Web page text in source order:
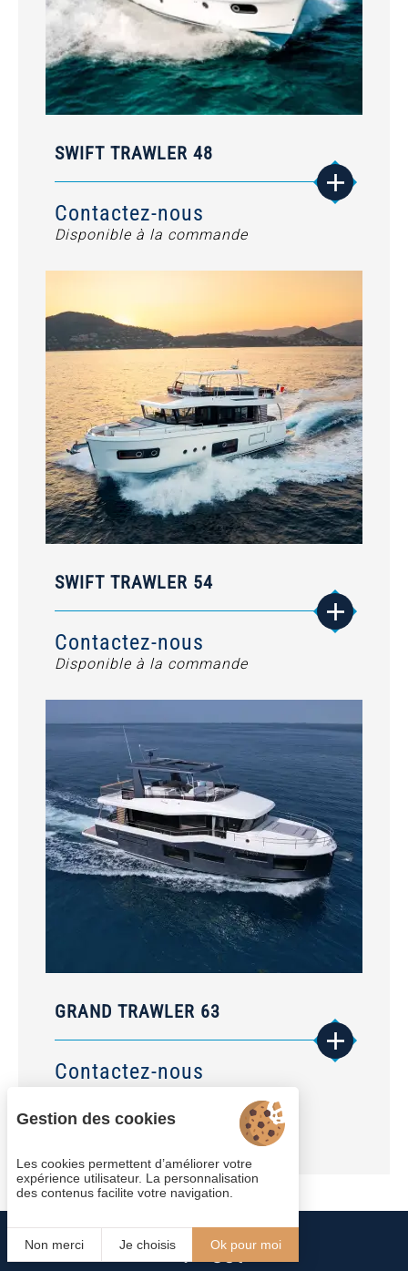
SWIFT TRAWLER 48
Contactez-nous
Disponible à la commande
SWIFT TRAWLER 54
Contactez-nous
Disponible à la commande
GRAND TRAWLER 63
Contactez-nous
Disponible à la commande
Gestion des cookies
Les cookies permettent d’améliorer votre
expérience utilisateur. La personnalisation
des contenus facilite votre navigation.
Non merci Je choisis Ok pour moi